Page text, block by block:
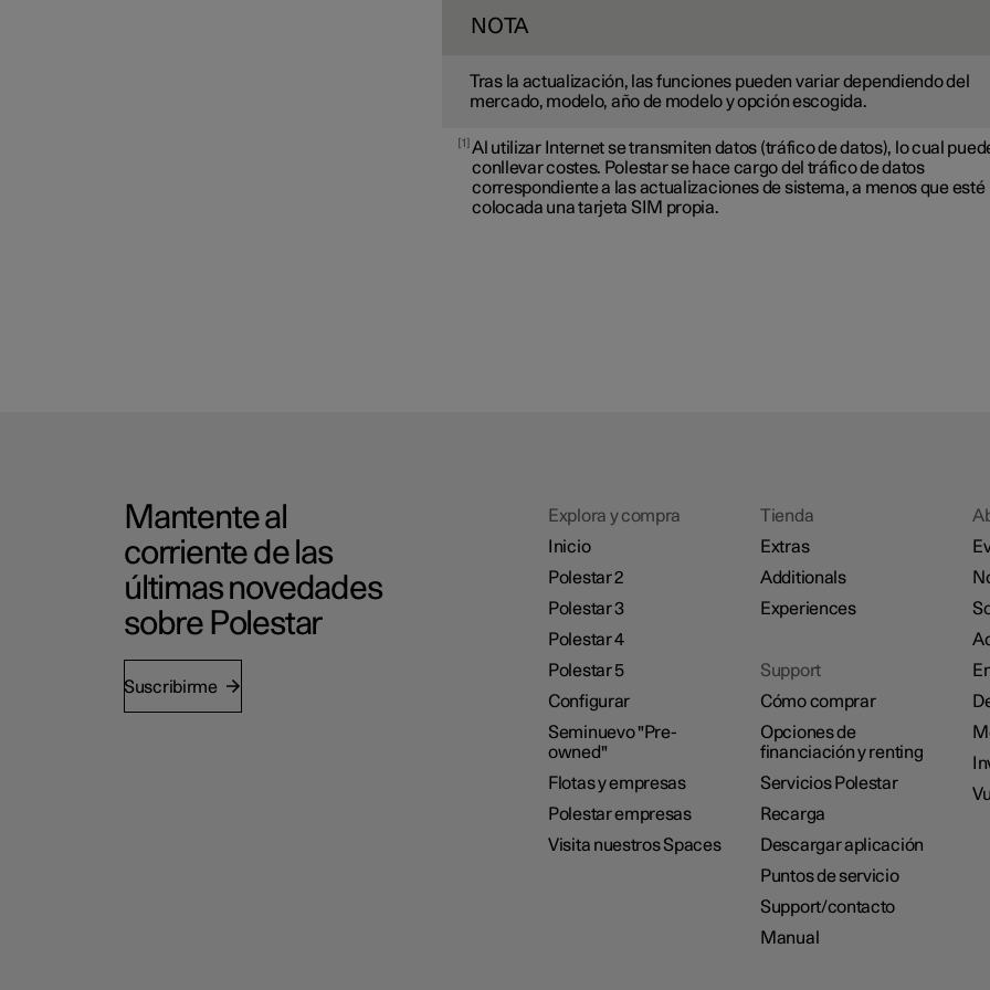
NOTA
Tras la actualización, las funciones pueden variar dependiendo del
mercado, modelo, año de modelo y opción escogida.
1 Al utilizar Internet se transmiten datos (tráfico de datos), lo cual
conllevar costes. Polestar se hace cargo del tráfico de datos
correspondiente a las actualizaciones de sistema, a menos que esté
colocada una tarjeta SIM propia.
Mantente al
corriente de las
últimas novedades
sobre Polestar
Suscribirme
Explora y compra
Inicio
Polestar 2
Polestar 3
Polestar 4
Polestar 5
Configurar
Seminuevo "Pre-
owned"
Flotas y empresas
Polestar empresas
Visita nuestros Spaces
Tienda
Extras
Additionals
Experiences
Support
Cómo comprar
Opciones de
financiación y renting
Servicios Polestar
Recarga
Descargar aplicación
Puntos de servicio
Support/contacto
Manual